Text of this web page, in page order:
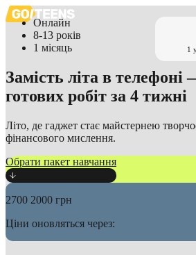
Онлайн
8-13 років
1 місяць
Замість літа в телефоні
готових робіт за 4 тижні
Літо, де гаджет стає майстернею
фінансового мислення.
Обрати пакет навчання
2700 2000 грн
Ціни оновляться через:
1